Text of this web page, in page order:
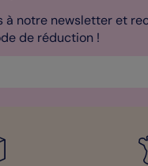
à notre newsletter et
de réduction !